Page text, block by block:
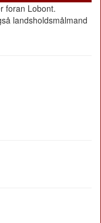
foran Lobont.
landsholdsmålmand